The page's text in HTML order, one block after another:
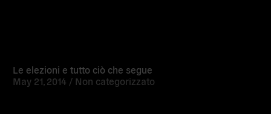
Le elezioni e tutto ciò che segue
May 21, 2014 / Non categorizzato